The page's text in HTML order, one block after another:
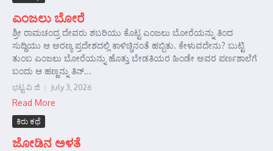
ಎಂಜಲು ಬೋರೆ
ಶ್ರೀ ರಾಮಚಂದ್ರ ದೇವರು ಶಬರಿಯು ಕೊಟ್ಟ ಎಂಜಲು ಬೋರೆಯನ್ನು ತಿಂದ
ಸುದ್ದಿಯು ಆ ಅರಣ್ಯ ಪ್ರದೇಶದಲ್ಲಿ ಕಾಳಿಚ್ಚಿನಂತೆ ಹಬ್ಬಿತು. ಕೇಳುವದೇನು? ಬುಟ್ಟಿ
ತುಂಬ ಎಂಜಲು ಬೋರೆಯನ್ನು ಹೊತ್ತು ಬೇಡತಿಯರ ಹಿಂಡೇ ಅವರ ಪರ್ಣಶಾಲೆಗೆ
ಬಂದು ಆ ಹಣ್ಣನ್ನು ತಿನ್...
ಭಟ್ಟ ವಿ ಜಿ July 3, 2026
Read More
ಕಿರು ಕಥೆ
ಜೋಡಿನ ಅಳತೆ